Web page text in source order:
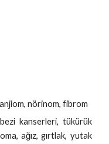
nörinom, fibrom
kanserleri, tükürük
ağız, gırtlak, yutak